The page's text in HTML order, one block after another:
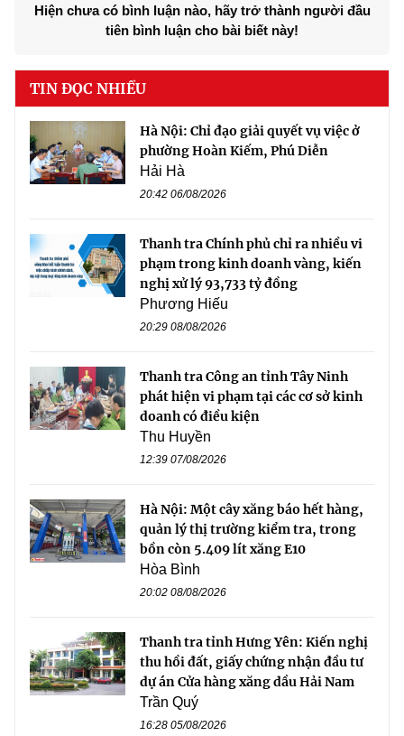
Hiện chưa có bình luận nào, hãy trở thành người đầu
tiên bình luận cho bài biết này!
TIN ĐỌC NHIỀU
Hà Nội: Chỉ đạo giải quyết vụ việc ở
phường Hoàn Kiếm, Phú Diễn
Hải Hà
20:42 06/08/2026
Thanh tra Chính phủ chỉ ra nhiều vi
phạm trong kinh doanh vàng, kiến
nghị xử lý 93,733 tỷ đồng
Phương Hiếu
20:29 08/08/2026
Thanh tra Công an tỉnh Tây Ninh
phát hiện vi phạm tại các cơ sở kinh
doanh có điều kiện
Thu Huyền
12:39 07/08/2026
Hà Nội: Một cây xăng báo hết hàng,
quản lý thị trường kiểm tra, trong
bồn còn 5.409 lít xăng E10
Hòa Bình
20:02 08/08/2026
Thanh tra tỉnh Hưng Yên: Kiến nghị
thu hồi đất, giấy chứng nhận đầu tư
dự án Cửa hàng xăng dầu Hải Nam
Trần Quý
16:28 05/08/2026